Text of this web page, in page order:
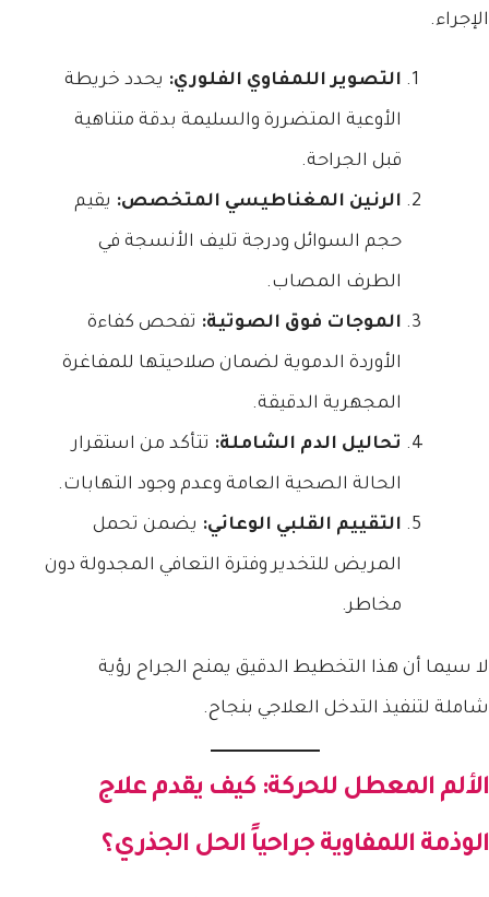
الإجراء.
التصوير اللمفاوي الفلوري: يحدد خريطة
الأوعية المتضررة والسليمة بدقة متناهية
قبل الجراحة.
الرنين المغناطيسي المتخصص: يقيم
حجم السوائل ودرجة تليف الأنسجة في
الطرف المصاب.
الموجات فوق الصوتية: تفحص كفاءة
الأوردة الدموية لضمان صلاحيتها للمفاغرة
المجهرية الدقيقة.
تحاليل الدم الشاملة: تتأكد من استقرار
الحالة الصحية العامة وعدم وجود التهابات.
التقييم القلبي الوعائي: يضمن تحمل
المريض للتخدير وفترة التعافي المجدولة دون
مخاطر.
لا سيما أن هذا التخطيط الدقيق يمنح الجراح رؤية
شاملة لتنفيذ التدخل العلاجي بنجاح.
الألم المعطل للحركة: كيف يقدم علاج
الوذمة اللمفاوية جراحياً الحل الجذري؟